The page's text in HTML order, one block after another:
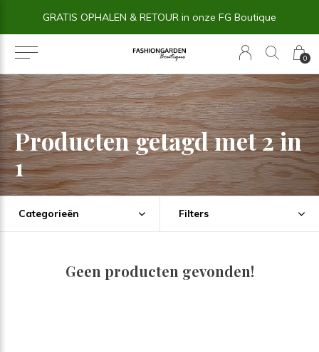
0
GRATIS OPHALEN & RETOUR in onze FG Boutique
Producten getagd met 2 in
1
Categorieën Filters
Geen producten gevonden!